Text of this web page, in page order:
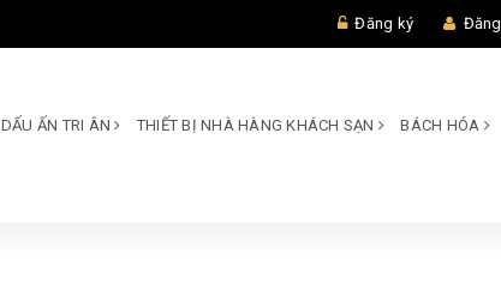
Đăng ký
DẤU ẤN TRI ÂN THIẾT BỊ NHÀ HÀNG KHÁCH SẠN BÁCH HÓA